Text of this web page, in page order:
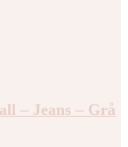
– Jeans – Grå